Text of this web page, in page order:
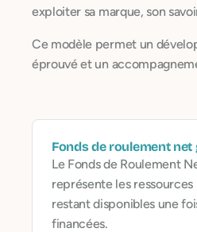
exploiter sa marque, son
Ce modèle permet un
éprouvé et un
Fonds de roulement net
Le Fonds de Roulement
représente les
restant disponibles une
financées.